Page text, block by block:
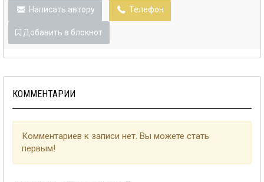
Написать автору Телефон
Добавить в блокнот
КОММЕНТАРИИ
Комментариев к записи нет. Вы можете стать
первым!